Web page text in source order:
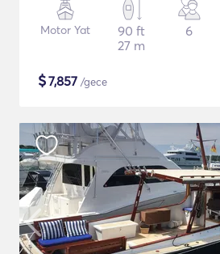
Motor Yat
90 ft
27 m
6
$7,857 /gece